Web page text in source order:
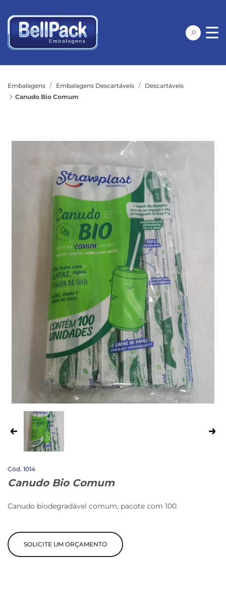
Embalagens Embalagens Descartáveis
Descartáveis
Canudo Bio Comum
1014
Canudo Bio Comum
Canudo biodegradável comum, pacote com 100.
SOLICITE UM ORÇAMENTO